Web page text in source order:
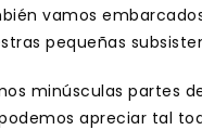
vamos
pequeñas
minúsculas partes
apreciar tal